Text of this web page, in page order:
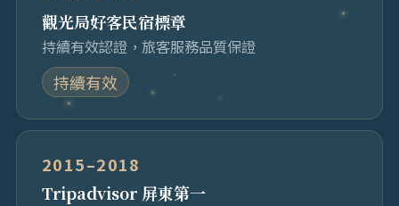
觀光局好客民宿標章
持續有效認證，旅客服務品質保證
持續有效
2015–2018
Tripadvisor 屏東第一